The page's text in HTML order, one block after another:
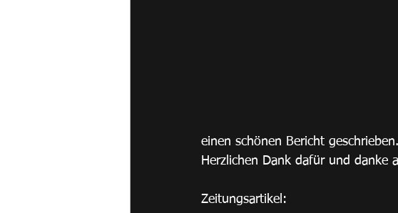
einen schönen Bericht geschrieben.
Herzlichen Dank dafür und danke
Zeitungsartikel: